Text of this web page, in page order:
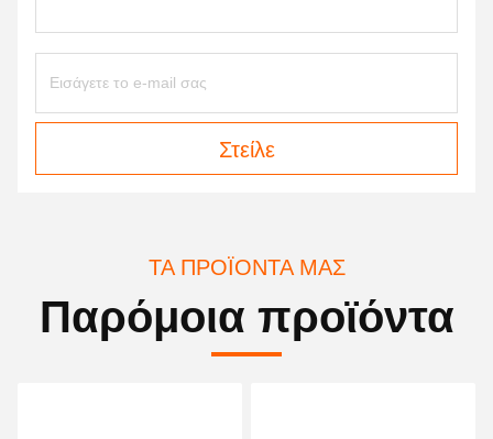
Στείλε
ΤΑ ΠΡΟΪΌΝΤΑ ΜΑΣ
Παρόμοια προϊόντα